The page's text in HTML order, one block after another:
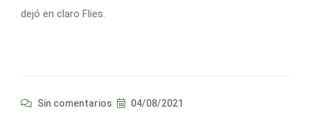
dejó en claro Flies.
Sin comentarios 04/08/2021